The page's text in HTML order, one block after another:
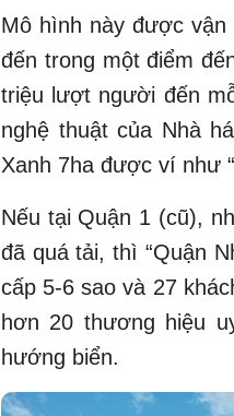
Mô hình này được vận
đến trong một điểm
triệu lượt người đến
nghệ thuật của Nhà
Xanh 7ha được ví như
Nếu tại Quận 1 (cũ),
đã quá tải, thì “Quận
cấp 5-6 sao và 27
hơn 20 thương hiệu
hướng biển.